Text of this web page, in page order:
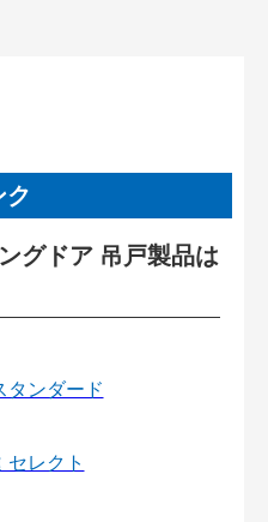
ク
グドア 吊戸製品は
タンダード
セレクト